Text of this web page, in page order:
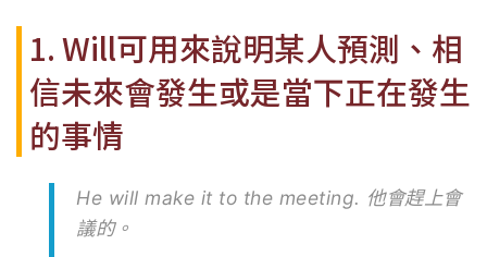
1. Will可用來說明某人預測、相
信未來會發生或是當下正在發生
的事情
He will make it to the meeting. 他會趕上會
議的。